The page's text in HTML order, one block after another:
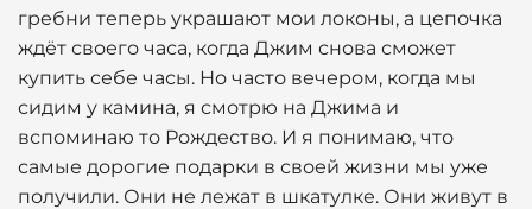
гребни теперь украшают мои локоны, а цепочка
ждёт своего часа, когда Джим снова сможет
купить себе часы. Но часто вечером, когда мы
сидим у камина, я смотрю на Джима и
вспоминаю то Рождество. И я понимаю, что
самые дорогие подарки в своей жизни мы уже
получили. Они не лежат в шкатулке. Они живут в